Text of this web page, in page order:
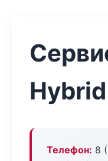
Телефон: 8